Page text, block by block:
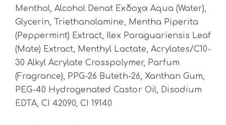
Menthol, Alcohol Denat Εκδοχα Aqua (Water),
Glycerin, Triethanolamine, Mentha Piperita
(Peppermint) Extract, Ilex Paraguariensis Leaf
(Mate) Extract, Menthyl Lactate, Acrylates/C10-
30 Alkyl Acrylate Crosspolymer, Parfum
(Fragrance), PPG-26 Buteth-26, Xanthan Gum,
PEG-40 Hydrogenated Castor Oil, Disodium
EDTA, CI 42090, CI 19140